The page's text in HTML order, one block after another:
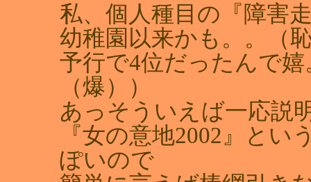
私、個人種目の『障害
幼稚園以来かも。。（
予行で4位だったんで
（爆））
あっそういえば一応説
『女の意地2002』と
ぽいので